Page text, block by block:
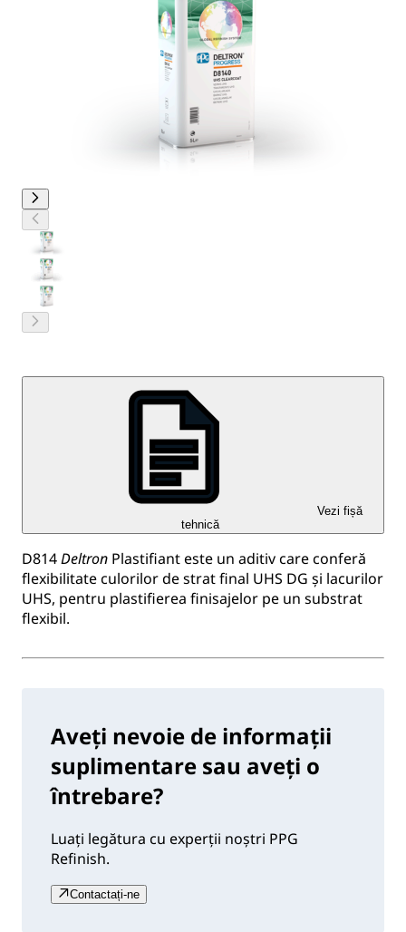
Vezi fișă
tehnică
D814Deltron Plastifiant este un aditiv care conferă
flexibilitate culorilor de strat final UHS DG și lacurilor
UHS, pentru plastifierea finisajelor pe un substrat
flexibil.
Aveți nevoie de informații
suplimentare sau aveți o
întrebare?
Luați legătura cu experții noștri PPG
Refinish.
Contactați-ne